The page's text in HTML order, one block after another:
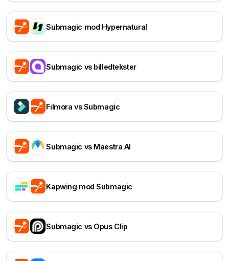
Submagic mod Hypernatural
Submagic vs billedtekster
Filmora vs Submagic
Submagic vs Maestra AI
Kapwing mod Submagic
Submagic vs Opus Clip